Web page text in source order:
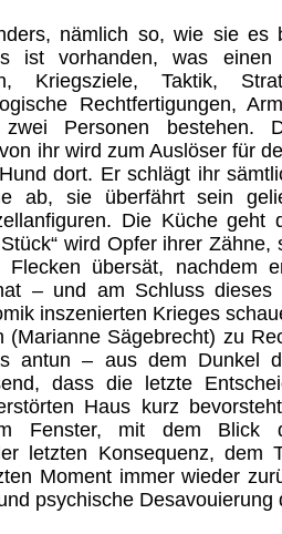
nämlich so, wie sie es
ist vorhanden, was einen
Kriegsziele, Taktik,
Rechtfertigungen,
Personen bestehen.
ihr wird zum Auslöser für
dort. Er schlägt ihr
ab, sie überfährt sein
Die Küche geht
wird Opfer ihrer
Flecken übersät, nachdem
– und am Schluss dieses
inszenierten Krieges
(Marianne Sägebrecht) zu
antun – aus dem Dunkel
dass die letzte
Haus kurz
Fenster, mit dem Blick
letzten Konsequenz, dem
Moment immer wieder
psychische Desavouierung